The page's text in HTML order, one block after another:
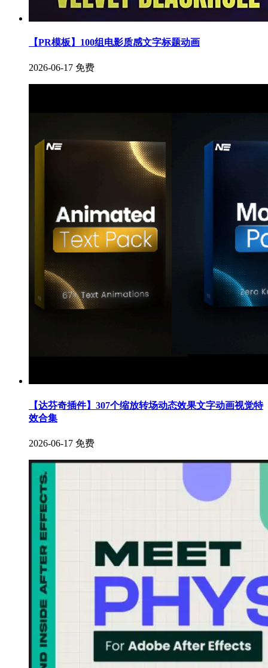
【PR模板】100组电影质感文字标题动画
2026-06-17 免费
【达芬奇插件】307个缩放转场动态效果文字动画视觉特
效合集
2026-06-17 免费